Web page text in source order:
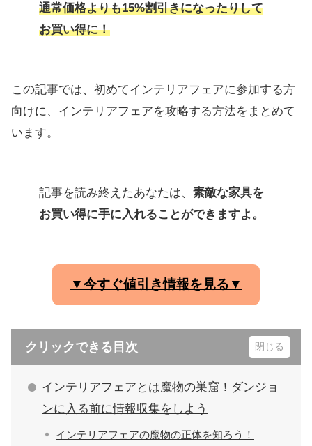
通常価格よりも15%割引きになったりして
お買い得に！
この記事では、初めてインテリアフェアに参加する方
向けに、インテリアフェアを攻略する方法をまとめて
います。
記事を読み終えたあなたは、素敵な家具を
お買い得に手に入れることができますよ。
▼今すぐ値引き情報を見る▼
クリックできる目次
インテリアフェアとは魔物の巣窟！ダンジョ
ンに入る前に情報収集をしよう
インテリアフェアの魔物の正体を知ろう！